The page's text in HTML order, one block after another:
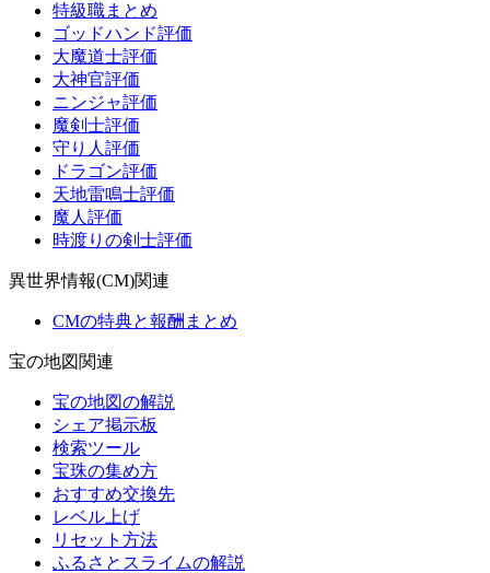
特級職まとめ
ゴッドハンド評価
大魔道士評価
大神官評価
ニンジャ評価
魔剣士評価
守り人評価
ドラゴン評価
天地雷鳴士評価
魔人評価
時渡りの剣士評価
異世界情報(CM)関連
CMの特典と報酬まとめ
宝の地図関連
宝の地図の解説
シェア掲示板
検索ツール
宝珠の集め方
おすすめ交換先
レベル上げ
リセット方法
ふるさとスライムの解説